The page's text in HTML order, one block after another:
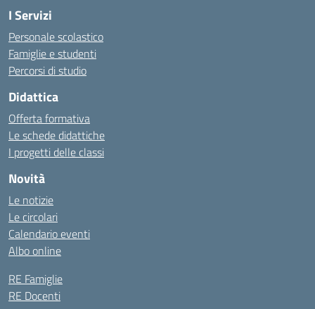
I Servizi
Personale scolastico
Famiglie e studenti
Percorsi di studio
Didattica
Offerta formativa
Le schede didattiche
I progetti delle classi
Novità
Le notizie
Le circolari
Calendario eventi
Albo online
RE Famiglie
RE Docenti